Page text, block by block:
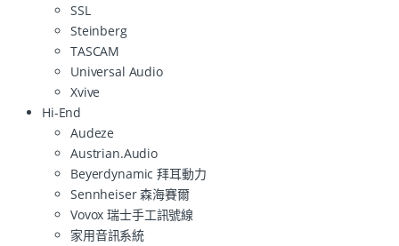
SSL
Steinberg
TASCAM
Universal Audio
Xvive
Hi-End
Audeze
Austrian.Audio
Beyerdynamic 拜耳動力
Sennheiser 森海賽爾
Vovox 瑞士手工訊號線
家用音訊系統